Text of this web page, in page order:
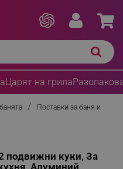
Царят на грила
Поставки за баня и
подвижни куки, За
Алуминий,